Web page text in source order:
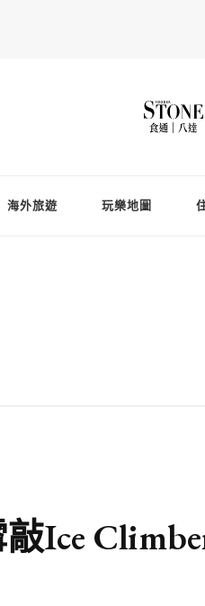
海外旅遊 玩樂地圖
敲Ice